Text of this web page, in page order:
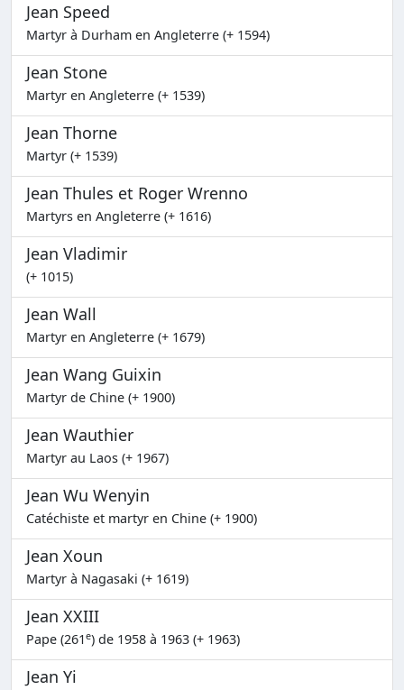
Jean Speed
Martyr à Durham en Angleterre (+ 1594)
Jean Stone
Martyr en Angleterre (+ 1539)
Jean Thorne
Martyr (+ 1539)
Jean Thules et Roger Wrenno
Martyrs en Angleterre (+ 1616)
Jean Vladimir
(+ 1015)
Jean Wall
Martyr en Angleterre (+ 1679)
Jean Wang Guixin
Martyr de Chine (+ 1900)
Jean Wauthier
Martyr au Laos (+ 1967)
Jean Wu Wenyin
Catéchiste et martyr en Chine (+ 1900)
Jean Xoun
Martyr à Nagasaki (+ 1619)
Jean XXIII
Pape (261e) de 1958 à 1963 (+ 1963)
Jean Yi